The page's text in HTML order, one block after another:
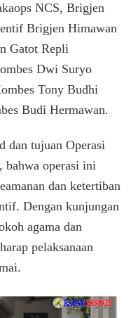
NCS, Brigjen
Brigjen Himawan
Gatot Repli
Dwi Suryo
Tony Budhi
Budi Hermawan.
dan tujuan Operasi
bahwa operasi ini
dan ketertiban
Dengan kunjungan
agama dan
pelaksanaan